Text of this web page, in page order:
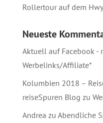
Rollertour auf dem
Neueste
Aktuell auf Facebook -
Werbelinks/Affiliate*
Kolumbien 2018 –
reiseSpuren Blog zu
Andrea zu Abendliche